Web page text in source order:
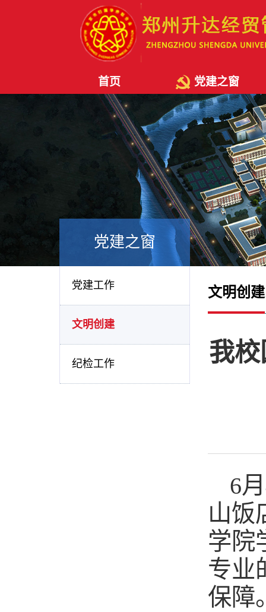
首页 党建之窗
党建之窗
党建工作
文明创建
纪检工作
文明创建
我
6
山饭
学院
专业
保障